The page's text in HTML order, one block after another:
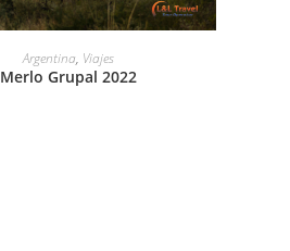
LEER MÁS
Argentina, Viajes
Merlo Grupal 2022